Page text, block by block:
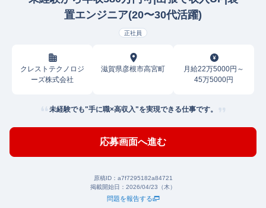
置エンジニア(20〜30代活躍)
正社員
クレストテクノロジ
ーズ株式会社
滋賀県彦根市高宮町
月給22万5000円～
45万5000円
未経験でも"手に職×高収入"を実現できる仕事です。
応募画面へ進む
原稿ID： a7f7295182a84721
掲載開始日： 2026/04/23（木）
問題を報告する